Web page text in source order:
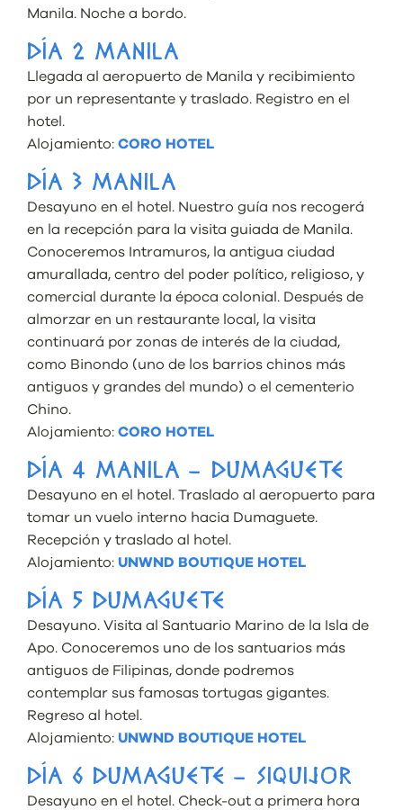
Manila. Noche a bordo.
DÍA 2 MANILA
Llegada al aeropuerto de Manila y recibimiento
por un representante y traslado. Registro en el
hotel.
Alojamiento: CORO HOTEL
DÍA 3 MANILA
Desayuno en el hotel. Nuestro guía nos recogerá
en la recepción para la visita guiada de Manila.
Conoceremos Intramuros, la antigua ciudad
amurallada, centro del poder político, religioso, y
comercial durante la época colonial. Después de
almorzar en un restaurante local, la visita
continuará por zonas de interés de la ciudad,
como Binondo (uno de los barrios chinos más
antiguos y grandes del mundo) o el cementerio
Chino.
Alojamiento: CORO HOTEL
DÍA 4 MANILA – DUMAGUETE
Desayuno en el hotel. Traslado al aeropuerto para
tomar un vuelo interno hacia Dumaguete.
Recepción y traslado al hotel.
Alojamiento: UNWND BOUTIQUE HOTEL
DÍA 5 DUMAGUETE
Desayuno. Visita al Santuario Marino de la Isla de
Apo. Conoceremos uno de los santuarios más
antiguos de Filipinas, donde podremos
contemplar sus famosas tortugas gigantes.
Regreso al hotel.
Alojamiento: UNWND BOUTIQUE HOTEL
DÍA 6 DUMAGUETE – SIQUIJOR
Desayuno en el hotel. Check-out a primera hora